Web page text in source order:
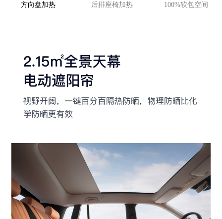
方向盘加热 后排座椅加热 100%软包空间